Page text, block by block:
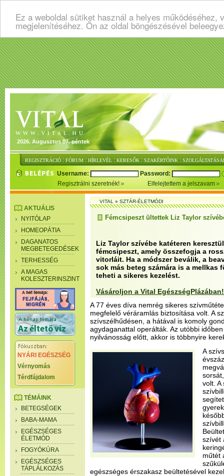
Ez a weboldal sütiket használ a helyes
megjelenítéséhez. Ön az oldal böngészésével
2026. Augusztus 07. péntek
REGISZTRÁCIÓ : FÓRUM : HÍRLEVÉL : KERESŐK : SZAKÉRTŐINK :
Username:
Password:
Regisztrálni szeretnék!
Elfelejtettem a jelszavam
AKTUÁLIS
NYITÓLAP
HOMEOPÁTIA
DAGANATOS
MEGBETEGEDÉSEK
TERHESSÉG
A MAGAS
KOLESZTERINSZINT
NYÁRI EGÉSZSÉG
Vérnyomás
Térdfájdalom
TÉMÁINK
BETEGSÉGEK
BABA-MAMA
EGÉSZSÉGES
ÉLETMÓD
FOGYÓKÚRA
EGÉSZSÉGES
TÁPLÁLKOZÁS
VITAL»SZTÁR-ÉLETMÓDI
Fémcsipeszt ültettek Liz Taylor
Liz Taylor szívébe katéteren
fémcsipeszt, amely összefogja a
vitorláit. Ha a módszer beválik, a
sok más beteg számára is a mellkas
teheti a sikeres kezelést.
Vásároljon a Vital
A 77 éves díva nemrég sikeres
megfelelő véráramlás biztosítása volt. A
szívszélhűdésen, a hátával is komoly
agydaganattal operálták. Az utóbbi
nyilvánosság előtt, akkor is többnyire
A
volt. A
szívét
műtét
egészséges érszakasz beültetésével